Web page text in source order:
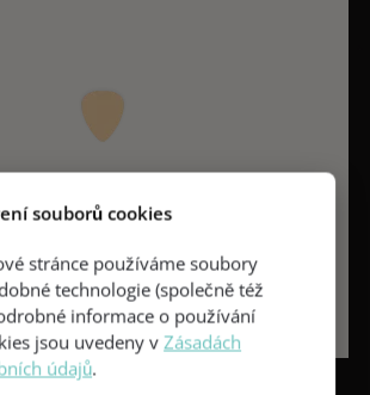
souborů cookies
stránce používáme soubory
technologie (společně též
informace o používání
jsou uvedeny vZásadách
údajů.